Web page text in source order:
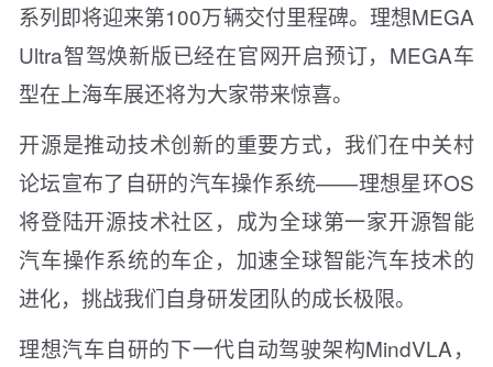
系列即将迎来第100万辆交付里程碑。理想MEGA
Ultra智驾焕新版已经在官网开启预订，MEGA车
型在上海车展还将为大家带来惊喜。
开源是推动技术创新的重要方式，我们在中关村
论坛宣布了自研的汽车操作系统——理想星环OS
将登陆开源技术社区，成为全球第一家开源智能
汽车操作系统的车企，加速全球智能汽车技术的
进化，挑战我们自身研发团队的成长极限。
理想汽车自研的下一代自动驾驶架构MindVLA，